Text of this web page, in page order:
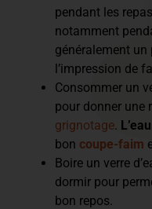
pendant les
notamment
généralement
l’impression de
Consommer un
pour donner une
grignotage. L’eau
bon coupe-faim
Boire un verre
dormir pour
bon repos.